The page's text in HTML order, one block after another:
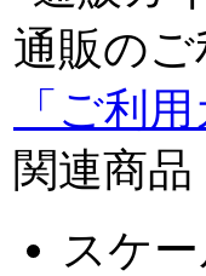
通販の
「ご利
関連商品
スケ